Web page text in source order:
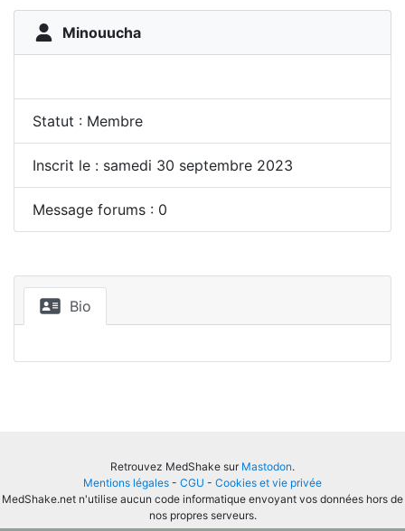
Minouucha
Statut : Membre
Inscrit le : samedi 30 septembre 2023
Message forums : 0
Bio
Retrouvez MedShake sur Mastodon.
Mentions légales - CGU - Cookies et vie privée
MedShake.net n'utilise aucun code informatique envoyant vos données hors de
nos propres serveurs.